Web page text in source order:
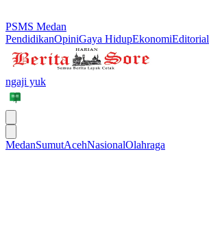
PSMS Medan
PendidikanOpiniGaya HidupEkonomiEditorial
ngaji yuk
MedanSumutAcehNasionalOlahraga